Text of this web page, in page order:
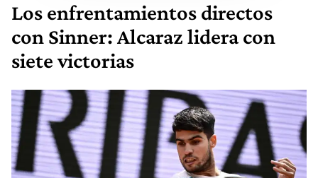
Los enfrentamientos directos
con Sinner: Alcaraz lidera con
siete victorias